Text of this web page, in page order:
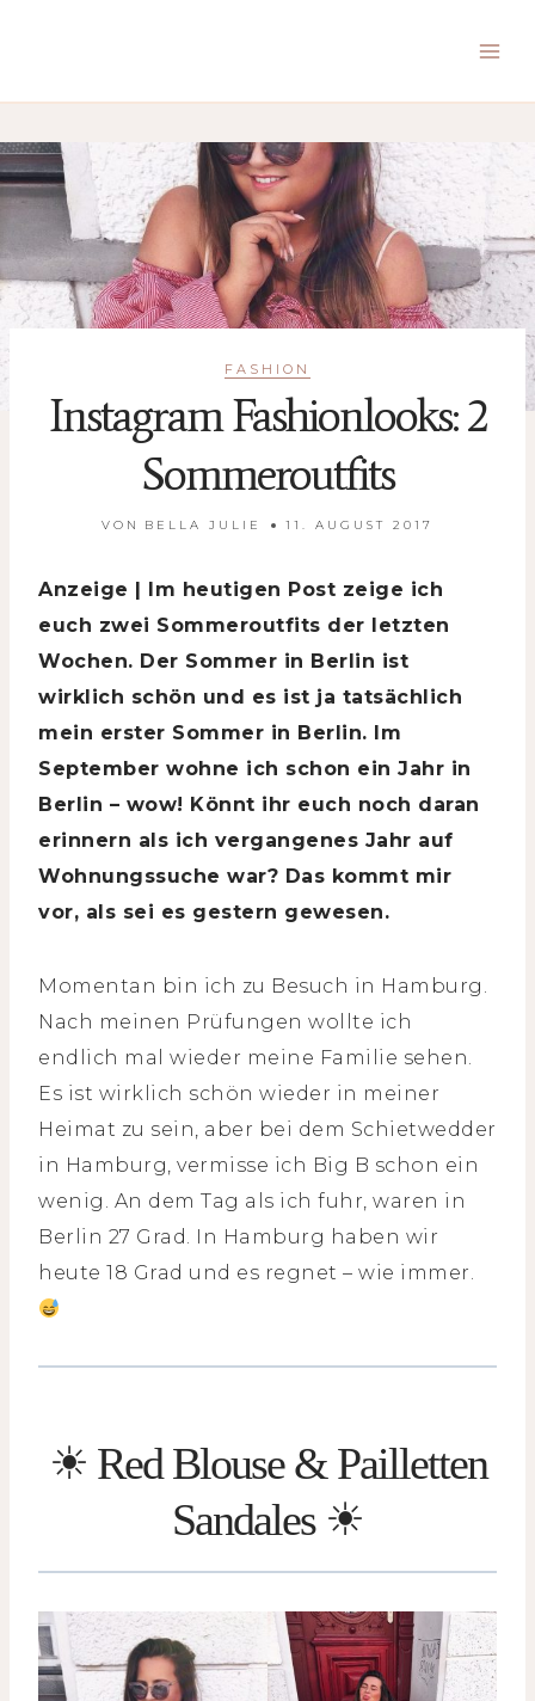
FASHION
Instagram Fashionlooks: 2
Sommeroutfits
VON BELLA JULIE 11. AUGUST 2017
Anzeige | Im heutigen Post zeige ich
euch zwei Sommeroutfits der letzten
Wochen. Der Sommer in Berlin ist
wirklich schön und es ist ja tatsächlich
mein erster Sommer in Berlin. Im
September wohne ich schon ein Jahr in
Berlin – wow! Könnt ihr euch noch daran
erinnern als ich vergangenes Jahr auf
Wohnungssuche war? Das kommt mir
vor, als sei es gestern gewesen.
Momentan bin ich zu Besuch in Hamburg.
Nach meinen Prüfungen wollte ich
endlich mal wieder meine Familie sehen.
Es ist wirklich schön wieder in meiner
Heimat zu sein, aber bei dem Schietwedder
in Hamburg, vermisse ich Big B schon ein
wenig. An dem Tag als ich fuhr, waren in
Berlin 27 Grad. In Hamburg haben wir
heute 18 Grad und es regnet – wie immer.
☀ Red Blouse & Pailletten
Sandales ☀